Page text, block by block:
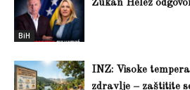
BiH
Zukan Helez
INZ: Visoke
zdravlje – zaštitite